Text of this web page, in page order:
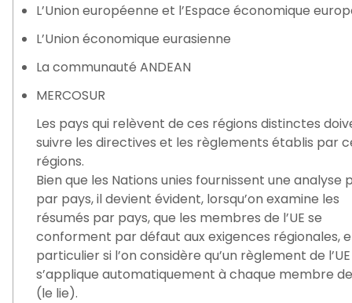
L’Union européenne et l’Espace économique
L’Union économique eurasienne
La communauté ANDEAN
MERCOSUR
Les pays qui relèvent de ces régions distinctes
suivre les directives et les règlements établis par
régions.
Bien que les Nations unies fournissent une analyse
par pays, il devient évident, lorsqu’on examine les
résumés par pays, que les membres de l’UE se
conforment par défaut aux exigences régionales,
particulier si l’on considère qu’un règlement de l’UE
s’applique automatiquement à chaque membre de
(le lie).